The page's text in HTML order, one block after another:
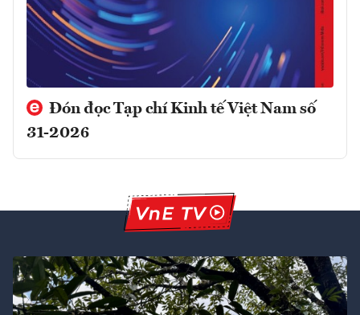
Đón đọc Tạp chí Kinh tế Việt Nam số
31-2026